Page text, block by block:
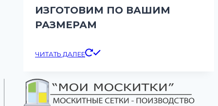
ИЗГОТОВИМ ПО ВАШИМ
РАЗМЕРАМ
ЧИТАТЬ ДАЛЕЕ